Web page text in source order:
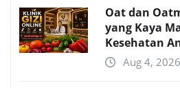
Oat dan
yang Kaya
Kesehatan
Aug 4, 2026